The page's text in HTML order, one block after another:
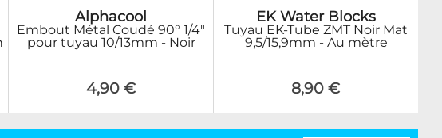
Alphacool
Embout Métal Coudé 90° 1/4"
pour tuyau 10/13mm - Noir
4,90 €
EK Water Blocks
Tuyau EK-Tube ZMT Noir Mat
9,5/15,9mm - Au mètre
8,90 €